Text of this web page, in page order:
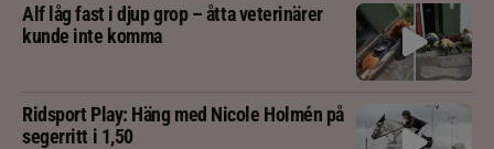
Alf låg fast i djup grop – åtta veterinärer
kunde inte komma
Ridsport Play: Häng med Nicole Holmén på
segerritt i 1,50